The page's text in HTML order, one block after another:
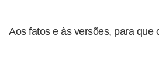
Aos fatos e às versões, para que